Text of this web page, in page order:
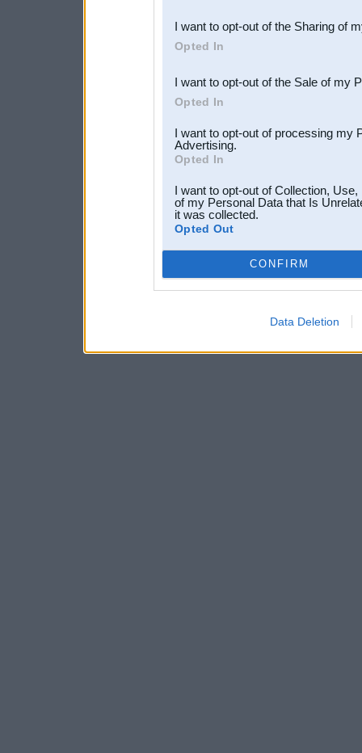
Downstream Participants
third parties.
I want to opt-out of the Sharing of
Opted In
I want to opt-out of the Sale of my
Opted In
I want to opt-out of processing my
Advertising.
Opted In
I want to opt-out of Collection,
of my Personal Data that Is
it was collected.
Opted Out
CONFIRM
Data Deletion